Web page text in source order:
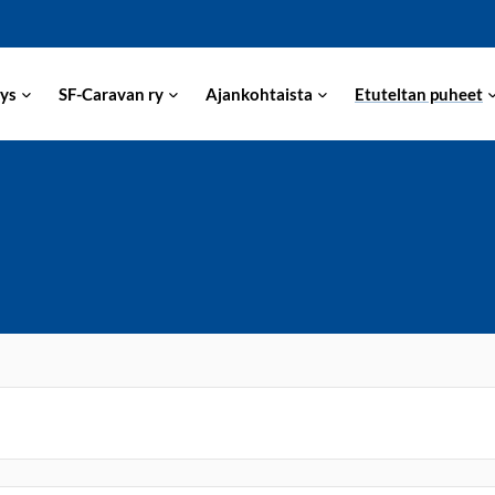
SF-Caravan ry Ajankohtaista Etuteltan puheet